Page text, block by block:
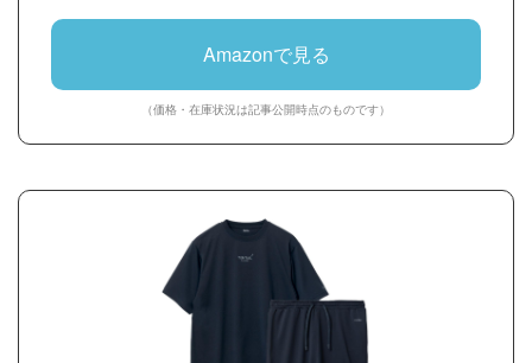
Amazonで見る
（価格・在庫状況は記事公開時点のものです）